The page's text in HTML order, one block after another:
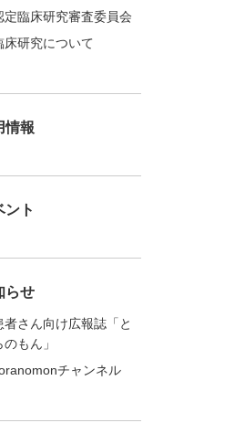
定臨床研究審査委員会
床研究について
情報
ント
らせ
者さん向け広報誌「と
のもん」
チャンネル